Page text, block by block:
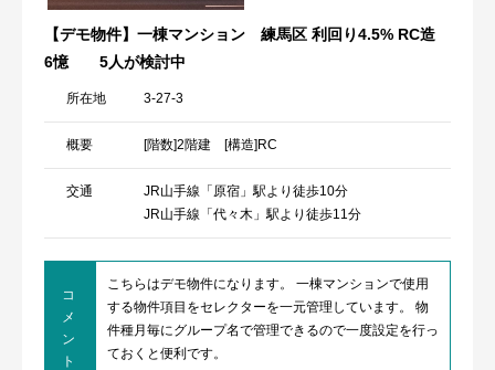
【デモ物件】一棟マンション 練馬区 利回り4.5% RC造
6憶
5人が検討中
所在地 3-27-3
概要 [階数]2階建 [構造]RC
交通
JR山手線「原宿」駅より徒歩10分
JR山手線「代々木」駅より徒歩11分
コ
メ
ン
ト
こちらはデモ物件になります。 一棟マンションで使用
する物件項目をセレクターを一元管理しています。 物
件種月毎にグループ名で管理できるので一度設定を行っ
ておくと便利です。